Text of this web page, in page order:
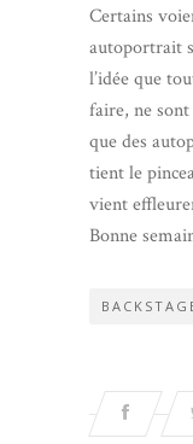
Certains
autoportrait
l’idée que
faire, ne
que des
tient le
vient
Bonne